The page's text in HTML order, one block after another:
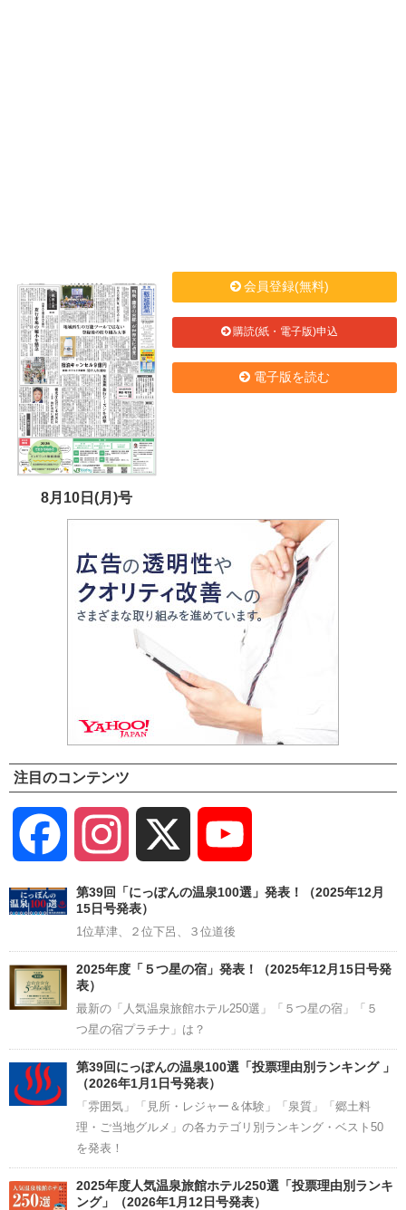
8月10日(月)号
会員登録(無料)
購読(紙・電子版)申込
電子版を読む
注目のコンテンツ
Facebook Instagram
Channel
第39回「にっぽんの温泉100選」発表！（2025年12月
15日号発表）
1位草津、２位下呂、３位道後
2025年度「５つ星の宿」発表！（2025年12月15日号発
表）
最新の「人気温泉旅館ホテル250選」「５つ星の宿」「５
つ星の宿プラチナ」は？
第39回にっぽんの温泉100選「投票理由別ランキング 」
（2026年1月1日号発表）
「雰囲気」「見所・レジャー＆体験」「泉質」「郷土料
理・ご当地グルメ」の各カテゴリ別ランキング・ベスト50
を発表！
2025年度人気温泉旅館ホテル250選「投票理由別ランキ
ング」（2026年1月12日号発表）